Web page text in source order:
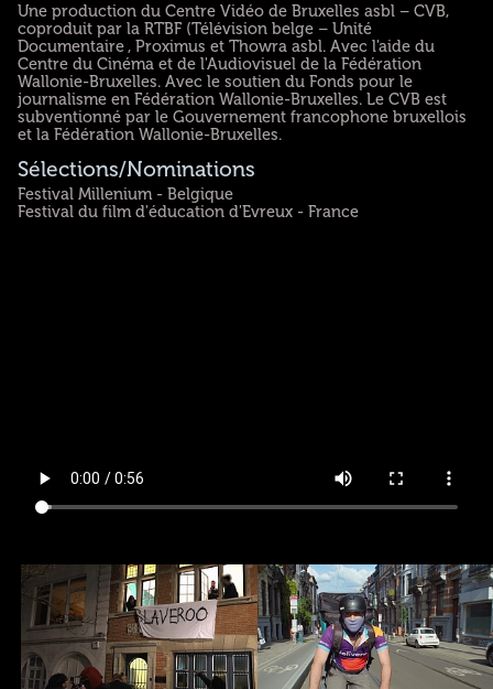
Une production du Centre Vidéo de Bruxelles asbl – CVB,
coproduit par la RTBF (Télévision belge – Unité
Documentaire , Proximus et Thowra asbl. Avec l'aide du
Centre du Cinéma et de l'Audiovisuel de la Fédération
Wallonie-Bruxelles. Avec le soutien du Fonds pour le
journalisme en Fédération Wallonie-Bruxelles. Le CVB est
subventionné par le Gouvernement francophone bruxellois
et la Fédération Wallonie-Bruxelles.
Sélections/Nominations
Festival Millenium - Belgique
Festival du film d'éducation d'Evreux - France